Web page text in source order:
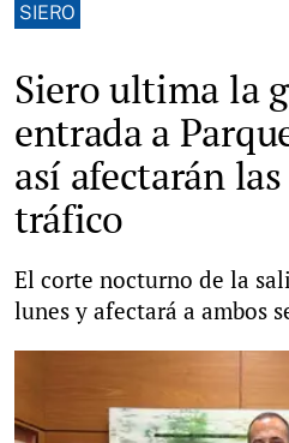
SIERO
Siero ultima la
entrada a
así afectarán
tráfico
El corte nocturno de la
lunes y afectará a ambos